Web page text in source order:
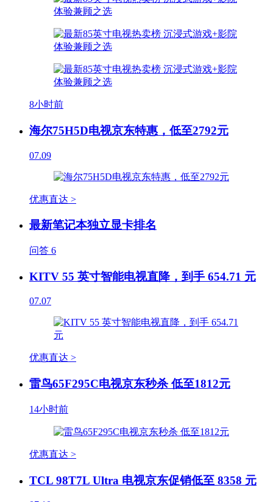
8小时前
海尔75H5D电视京东特惠，低至2792元
07.09
优惠直达 >
最新笔记本独立显卡排名
问答 6
KITV 55 英寸智能电视直降，到手 654.71 元
07.07
优惠直达 >
雷鸟65F295C电视京东秒杀 低至1812元
14小时前
优惠直达 >
TCL 98T7L Ultra 电视京东促销低至 8358 元